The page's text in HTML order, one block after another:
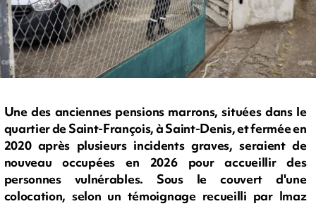
Une des anciennes pensions marrons, situées dans le
quartier de Saint-François, à Saint-Denis, et fermée en
2020 après plusieurs incidents graves, seraient de
nouveau occupées en 2026 pour accueillir des
personnes vulnérables. Sous le couvert d'une
colocation, selon un témoignage recueilli par Imaz